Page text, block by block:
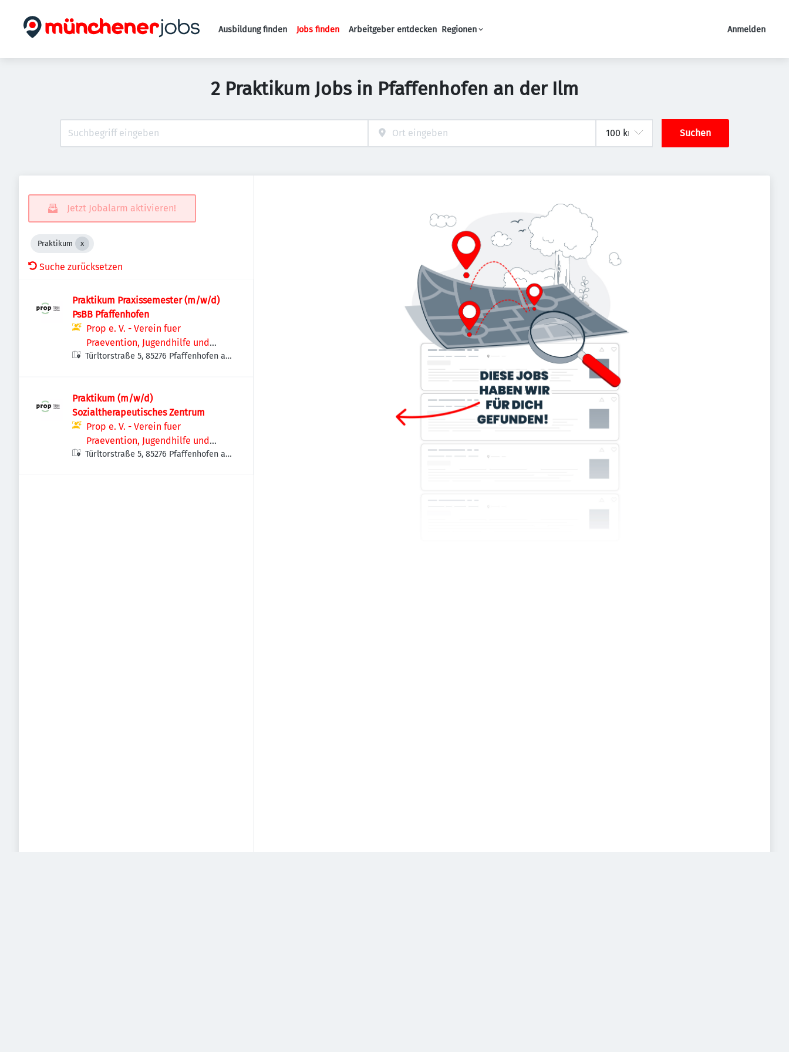
Haupt-Navigation
Ausbildung finden Jobs finden Arbeitgeber entdecken Regionen Anmelden
2 Praktikum Jobs in Pfaffenhofen an der Ilm
Suchen
Jetzt Jobalarm aktivieren!
Praktikum
Suche zurücksetzen
Praktikum Praxissemester (m/w/d)
PsBB Pfaffenhofen
Prop e. V. - Verein fuer
Praevention, Jugendhilfe und
Suchttherapie
Türltorstraße 5, 85276 Pfaffenhofen an
Praktikum (m/w/d)
Sozialtherapeutisches Zentrum
Prop e. V. - Verein fuer
Praevention, Jugendhilfe und
Suchttherapie
Türltorstraße 5, 85276 Pfaffenhofen an